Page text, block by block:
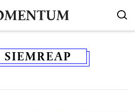
SIEMREAP